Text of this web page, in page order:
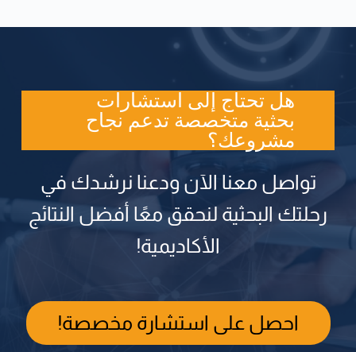
هل تحتاج إلى استشارات
بحثية متخصصة تدعم نجاح
مشروعك؟
تواصل معنا الآن ودعنا نرشدك في
رحلتك البحثية لنحقق معًا أفضل النتائج
الأكاديمية!
احصل على استشارة مخصصة!